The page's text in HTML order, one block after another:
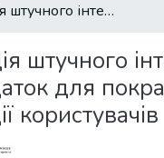
Інтеграція штучного інтелекту у веб-додаток для покрашення взаємодії користувачів
штучного
для
користувачів